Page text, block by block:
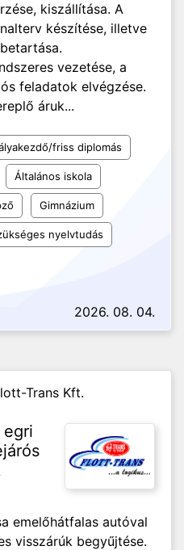
kiszállítása. A
készítése, illetve
vezetése, a
feladatok elvégzése.
áruk...
friss diplomás
Általános iskola
Gimnázium
nyelvtudás
2026. 08. 04.
Trans Kft.
emelőhátfalas autóval
visszárúk begyűjtése.